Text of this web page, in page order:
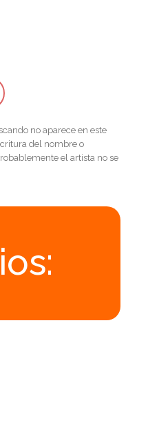
no aparece en este
del nombre o
el artista no se